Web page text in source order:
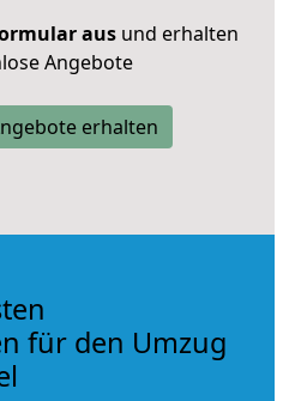
ausund erhalten
Angebote
erhalten
für den Umzug